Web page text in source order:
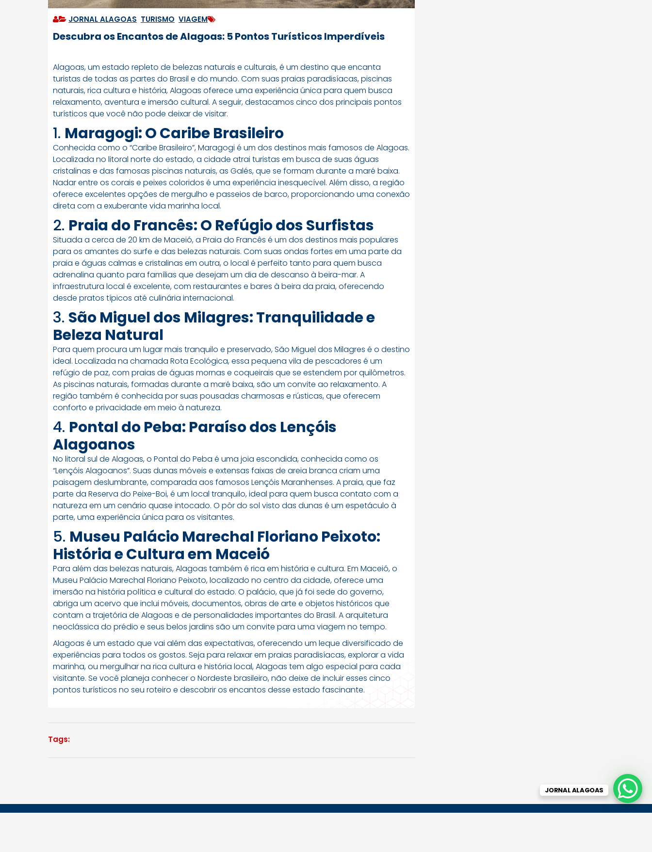
JORNAL ALAGOAS TURISMO VIAGEM
Descubra os Encantos de Alagoas: 5 Pontos Turísticos Imperdíveis
Alagoas, um estado repleto de belezas naturais e culturais, é um destino que encanta
turistas de todas as partes do Brasil e do mundo. Com suas praias paradisíacas, piscinas
naturais, rica cultura e história, Alagoas oferece uma experiência única para quem busca
relaxamento, aventura e imersão cultural. A seguir, destacamos cinco dos principais pontos
turísticos que você não pode deixar de visitar.
1. Maragogi: O Caribe Brasileiro
Conhecida como o “Caribe Brasileiro”, Maragogi é um dos destinos mais famosos de Alagoas.
Localizada no litoral norte do estado, a cidade atrai turistas em busca de suas águas
cristalinas e das famosas piscinas naturais, as Galés, que se formam durante a maré baixa.
Nadar entre os corais e peixes coloridos é uma experiência inesquecível. Além disso, a região
oferece excelentes opções de mergulho e passeios de barco, proporcionando uma conexão
direta com a exuberante vida marinha local.
2. Praia do Francês: O Refúgio dos Surfistas
Situada a cerca de 20 km de Maceió, a Praia do Francês é um dos destinos mais populares
para os amantes do surfe e das belezas naturais. Com suas ondas fortes em uma parte da
praia e águas calmas e cristalinas em outra, o local é perfeito tanto para quem busca
adrenalina quanto para famílias que desejam um dia de descanso à beira-mar. A
infraestrutura local é excelente, com restaurantes e bares à beira da praia, oferecendo
desde pratos típicos até culinária internacional.
3. São Miguel dos Milagres: Tranquilidade e
Beleza Natural
Para quem procura um lugar mais tranquilo e preservado, São Miguel dos Milagres é o destino
ideal. Localizada na chamada Rota Ecológica, essa pequena vila de pescadores é um
refúgio de paz, com praias de águas mornas e coqueirais que se estendem por quilômetros.
As piscinas naturais, formadas durante a maré baixa, são um convite ao relaxamento. A
região também é conhecida por suas pousadas charmosas e rústicas, que oferecem
conforto e privacidade em meio à natureza.
4. Pontal do Peba: Paraíso dos Lençóis
Alagoanos
No litoral sul de Alagoas, o Pontal do Peba é uma joia escondida, conhecida como os
“Lençóis Alagoanos”. Suas dunas móveis e extensas faixas de areia branca criam uma
paisagem deslumbrante, comparada aos famosos Lençóis Maranhenses. A praia, que faz
parte da Reserva do Peixe-Boi, é um local tranquilo, ideal para quem busca contato com a
natureza em um cenário quase intocado. O pôr do sol visto das dunas é um espetáculo à
parte, uma experiência única para os visitantes.
5. Museu Palácio Marechal Floriano Peixoto:
História e Cultura em Maceió
Para além das belezas naturais, Alagoas também é rica em história e cultura. Em Maceió, o
Museu Palácio Marechal Floriano Peixoto, localizado no centro da cidade, oferece uma
imersão na história política e cultural do estado. O palácio, que já foi sede do governo,
abriga um acervo que inclui móveis, documentos, obras de arte e objetos históricos que
contam a trajetória de Alagoas e de personalidades importantes do Brasil. A arquitetura
neoclássica do prédio e seus belos jardins são um convite para uma viagem no tempo.
Alagoas é um estado que vai além das expectativas, oferecendo um leque diversificado de
experiências para todos os gostos. Seja para relaxar em praias paradisíacas, explorar a vida
marinha, ou mergulhar na rica cultura e história local, Alagoas tem algo especial para cada
visitante. Se você planeja conhecer o Nordeste brasileiro, não deixe de incluir esses cinco
pontos turísticos no seu roteiro e descobrir os encantos desse estado fascinante.
Tags:
JORNAL ALAGOAS